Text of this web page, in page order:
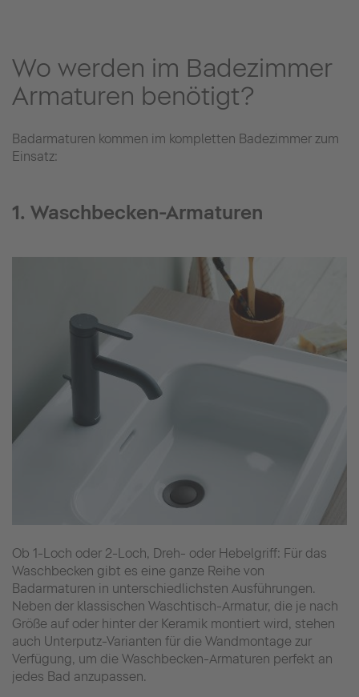
Wo werden im Badezimmer
Armaturen benötigt?
Badarmaturen kommen im kompletten Badezimmer zum
Einsatz:
1. Waschbecken-Armaturen
Ob 1-Loch oder 2-Loch, Dreh- oder Hebelgriff: Für das
Waschbecken gibt es eine ganze Reihe von
Badarmaturen in unterschiedlichsten Ausführungen.
Neben der klassischen Waschtisch-Armatur, die je nach
Größe auf oder hinter der Keramik montiert wird, stehen
auch Unterputz-Varianten für die Wandmontage zur
Verfügung, um die Waschbecken-Armaturen perfekt an
jedes Bad anzupassen.